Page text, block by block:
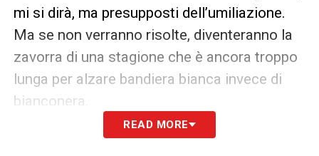
mi si dirà, ma presupposti dell’umiliazione.
Ma se non verranno risolte, diventeranno la
zavorra di una stagione che è ancora troppo
lunga per alzare bandiera bianca invece di
bianconera.
READ MORE